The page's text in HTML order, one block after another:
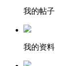
我的帖子
我的资料